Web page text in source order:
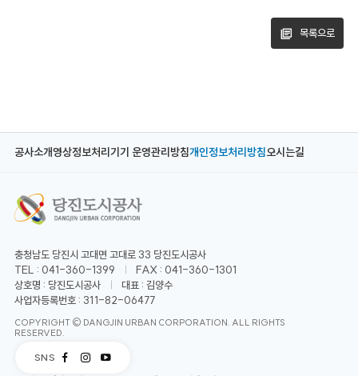
목록으로
공사소개영상정보처리기기 운영관리방침개인정보처리방침오시는길
충청남도 당진시 고대면 고대로 33 당진도시공사
TEL : 041-360-1399
FAX : 041-360-1301
상호명 : 당진도시공사
대표 : 김양수
사업자등록번호 : 311-82-06477
COPYRIGHT © DANGJIN URBAN CORPORATION. ALL RIGHTS
RESERVED.
SNS
페
인
유